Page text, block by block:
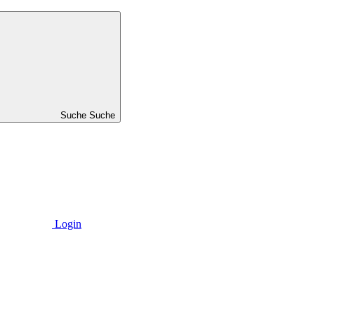
Suche Suche
Login